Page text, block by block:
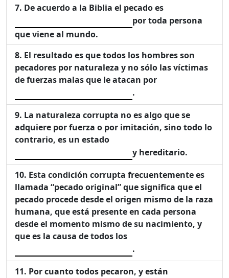
De acuerdo a la Biblia el pecado es
por toda persona
que viene al mundo.
El resultado es que todos los hombres son
pecadores por naturaleza y no sólo las víctimas
de fuerzas malas que le atacan por
.
La naturaleza corrupta no es algo que se
adquiere por fuerza o por imitación, sino todo lo
contrario, es un estado
y hereditario.
Esta condición corrupta frecuentemente es
llamada “pecado original” que significa que el
pecado procede desde el origen mismo de la raza
humana, que está presente en cada persona
desde el momento mismo de su nacimiento, y
que es la causa de todos los
.
Por cuanto todos pecaron, y están